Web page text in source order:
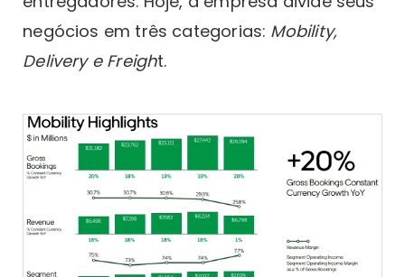
negócios em três categorias: Mobility,
Delivery e Freight.